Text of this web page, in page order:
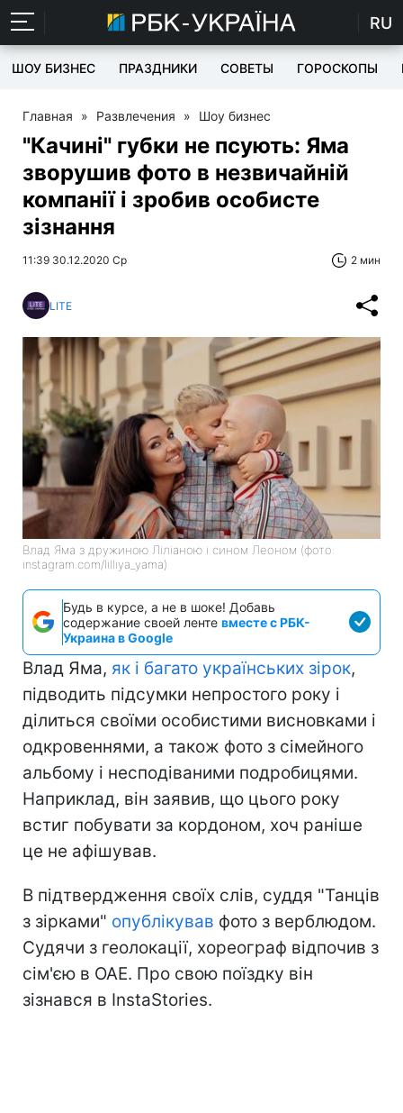
RU
ШОУ БИЗНЕС ПРАЗДНИКИ СОВЕТЫ ГОРОСКОПЫ
Главная » Развлечения » Шоу бизнес
"Качині" губки не псують: Яма
зворушив фото в незвичайній
компанії і зробив особисте
зізнання
11:39 30.12.2020 Ср 2 мин
LITE
Влад Яма з дружиною Ліліаною і сином Леоном (фото:
instagram.com/lilliya_yama)
Будь в курсе, а не в шоке! Добавь
содержание своей ленте вместе с РБК-
Украина в Google
Влад Яма, як і багато українських зірок,
підводить підсумки непростого року і
ділиться своїми особистими висновками і
одкровеннями, а також фото з сімейного
альбому і несподіваними подробицями.
Наприклад, він заявив, що цього року
встиг побувати за кордоном, хоч раніше
це не афішував.
В підтвердження своїх слів, суддя "Танців
з зірками" опублікував фото з верблюдом.
Судячи з геолокації, хореограф відпочив з
сім'єю в ОАЕ. Про свою поїздку він
зізнався в InstaStories.